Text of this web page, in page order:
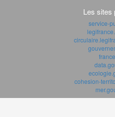
Les sites
service-
cohesion-